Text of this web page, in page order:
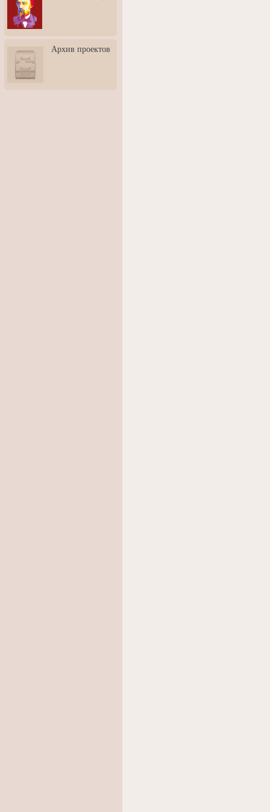
3: Обусловленности
человека и их влияние на
карьеру
скульптором Дмитрием
Тугариновым
АртБульвар в День города
Архив проектов